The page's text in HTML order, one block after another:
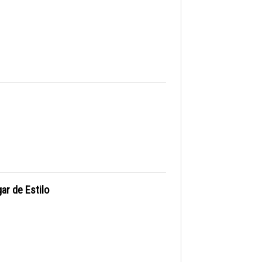
de Estilo